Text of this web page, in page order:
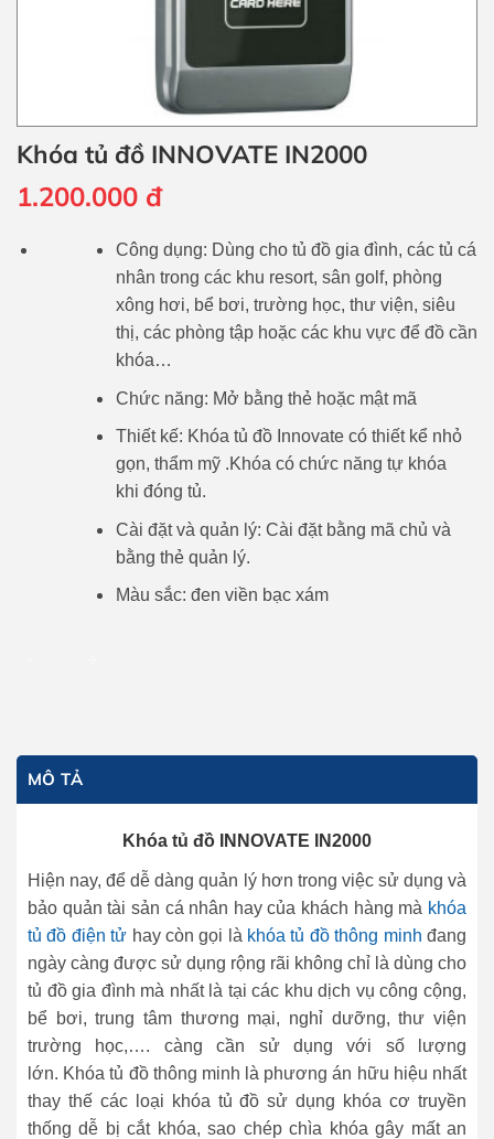
Khóa tủ đồ INNOVATE IN2000
1.200.000 đ
Công dụng: Dùng cho tủ đồ gia đình, các tủ cá
nhân trong các khu resort, sân golf, phòng
xông hơi, bể bơi, trường học, thư viện, siêu
thị, các phòng tập hoặc các khu vực để đồ cần
khóa…
Chức năng: Mở bằng thẻ hoặc mật mã
Thiết kế: Khóa tủ đồ Innovate có thiết kể nhỏ
gọn, thẩm mỹ .Khóa có chức năng tự khóa
khi đóng tủ.
Cài đặt và quản lý: Cài đặt bằng mã chủ và
bằng thẻ quản lý.
Màu sắc: đen viền bạc xám
MÔ TẢ
Khóa tủ đồ INNOVATE IN2000
Hiện nay, để dễ dàng quản lý hơn trong việc sử dụng và
bảo quản tài sản cá nhân hay của khách hàng mà khóa
tủ đồ điện tử hay còn gọi là khóa tủ đồ thông minh đang
ngày càng được sử dụng rộng rãi không chỉ là dùng cho
tủ đồ gia đình mà nhất là tại các khu dịch vụ công cộng,
bể bơi, trung tâm thương mại, nghỉ dưỡng, thư viện
trường học,…. càng cần sử dụng với số lượng
lớn. Khóa tủ đồ thông minh là phương án hữu hiệu nhất
thay thế các loại khóa tủ đồ sử dụng khóa cơ truyền
thống dễ bị cắt khóa, sao chép chìa khóa gây mất an